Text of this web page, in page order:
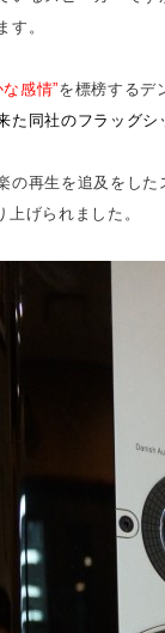
す。
感情”を標榜するデ
た同社のフラッグ
の再生を追及をし
げられました。